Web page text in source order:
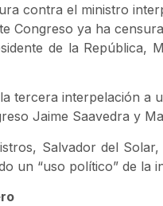
contra el ministro
Congreso ya ha
de la República,
tercera interpelación a
Jaime Saavedra y
Salvador del
un “uso político” de la